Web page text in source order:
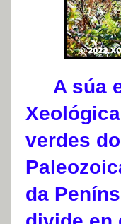
A súa
verdes
da